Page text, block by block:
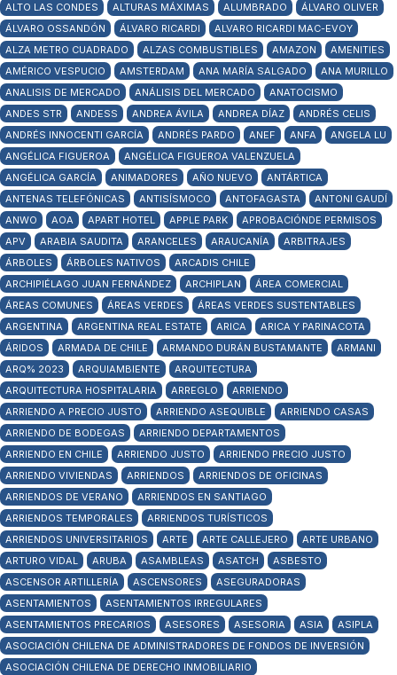
ALTO LAS CONDES
ALTURAS MÁXIMAS ALUMBRADO
ÁLVARO OLIVER
ÁLVARO OSSANDÓN
ÁLVARO RICARDI
ALVARO RICARDI MAC-EVOY
ALZA METRO CUADRADO
ALZAS COMBUSTIBLES AMAZON
AMENITIES
AMÉRICO VESPUCIO
AMSTERDAM ANA MARÍA SALGADO
ANA MURILLO
ANALISIS DE MERCADO
ANÁLISIS DEL MERCADO
ANATOCISMO
ANDES STR
ANDESS ANDREA ÁVILA ANDREA DÍAZ
ANDRÉS CELIS
ANDRÉS INNOCENTI GARCÍA
ANDRÉS PARDO ANEF ANFA
ANGELA LU
ANGÉLICA FIGUEROA
ANGÉLICA FIGUEROA VALENZUELA
ANGÉLICA GARCÍA
ANIMADORES AÑO NUEVO
ANTÁRTICA
ANTENAS TELEFÓNICAS
ANTISÍSMOCO ANTOFAGASTA
ANTONI GAUDÍ
ANWO
AOA APART HOTEL APPLE PARK
APROBACIÓNDE PERMISOS
APV
ARABIA SAUDITA ARANCELES ARAUCANÍA
ARBITRAJES
ÁRBOLES
ÁRBOLES NATIVOS
ARCADIS CHILE
ARCHIPIÉLAGO JUAN FERNÁNDEZ
ARCHIPLAN
ÁREA COMERCIAL
ÁREAS COMUNES
ÁREAS VERDES
ÁREAS VERDES SUSTENTABLES
ARGENTINA
ARGENTINA REAL ESTATE ARICA
ARICA Y PARINACOTA
ÁRIDOS
ARMADA DE CHILE ARMANDO DURÁN BUSTAMANTE
ARMANI
ARQ% 2023
ARQUIAMBIENTE
ARQUITECTURA
ARQUITECTURA HOSPITALARIA
ARREGLO
ARRIENDO
ARRIENDO A PRECIO JUSTO
ARRIENDO ASEQUIBLE
ARRIENDO CASAS
ARRIENDO DE BODEGAS
ARRIENDO DEPARTAMENTOS
ARRIENDO EN CHILE
ARRIENDO JUSTO
ARRIENDO PRECIO JUSTO
ARRIENDO VIVIENDAS
ARRIENDOS
ARRIENDOS DE OFICINAS
ARRIENDOS DE VERANO
ARRIENDOS EN SANTIAGO
ARRIENDOS TEMPORALES
ARRIENDOS TURÍSTICOS
ARRIENDOS UNIVERSITARIOS
ARTE ARTE CALLEJERO
ARTE URBANO
ARTURO VIDAL
ARUBA ASAMBLEAS ASATCH
ASBESTO
ASCENSOR ARTILLERÍA
ASCENSORES
ASEGURADORAS
ASENTAMIENTOS
ASENTAMIENTOS IRREGULARES
ASENTAMIENTOS PRECARIOS
ASESORES ASESORIA ASIA
ASIPLA
ASOCIACIÓN CHILENA DE ADMINISTRADORES DE FONDOS DE INVERSIÓN
ASOCIACIÓN CHILENA DE DERECHO INMOBILIARIO